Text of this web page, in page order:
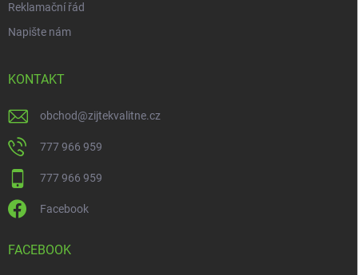
Reklamační řád
Napište nám
KONTAKT
obchod@zijtekvalitne.cz
777 966 959
777 966 959
Facebook
FACEBOOK